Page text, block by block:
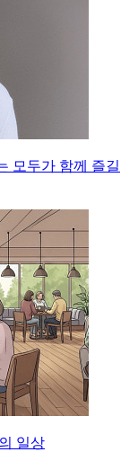
모두가 함께 즐길
일상